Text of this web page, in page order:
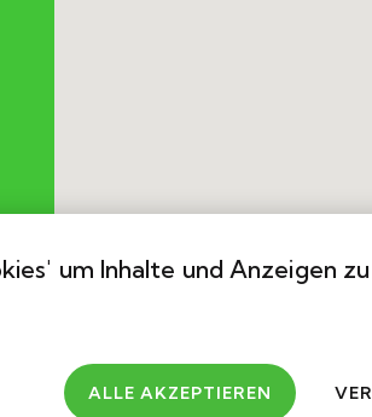
um Inhalte und Anzeigen
ALLE AKZEPTIEREN